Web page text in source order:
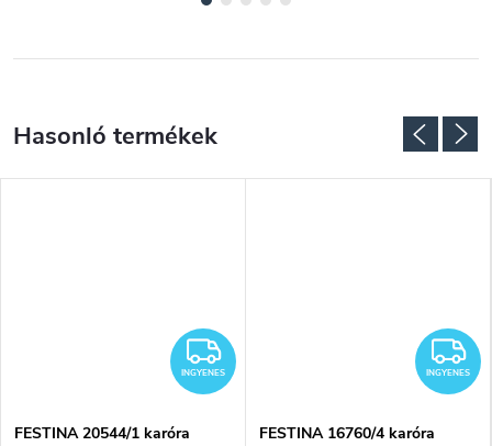
INGYENES
INGYENES
FESTINA 20544/1 karóra
INGYENES
FESTINA 16760/4 karóra